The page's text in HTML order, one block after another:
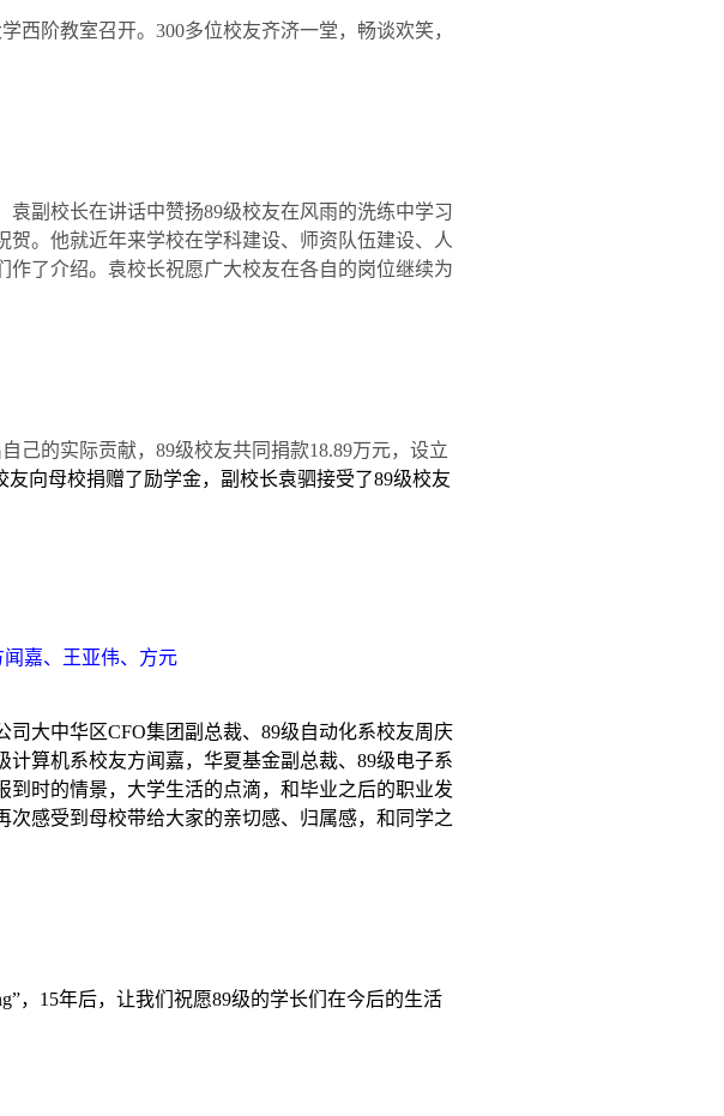
西阶教室召开。 300多位校友齐济一堂，畅谈欢笑，
袁副校长在讲话中赞扬89级校友在风雨的洗练中学习
。他就近年来学校在学科建设、师资队伍建设、人
了介绍。袁校长祝愿广大校友在各自的岗位继续为
己的实际贡献， 89级校友共同捐款18.89万元，设立
向母校捐赠了励学金，副校长袁驷接受了89级校友
嘉、王亚伟、方元
司大中华区CFO集团副总裁、 89级自动化系校友周庆
计算机系校友方闻嘉，华夏基金副总裁、 89级电子系
时的情景，大学生活的点滴，和毕业之后的职业发
感受到母校带给大家的亲切感、归属感，和同学之
”， 15年后，让我们祝愿89级的学长们在今后的生活